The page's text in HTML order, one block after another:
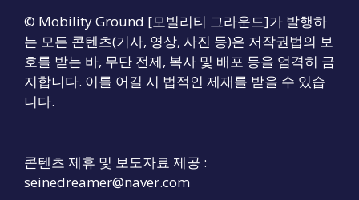
© Mobility Ground [모빌리티 그라운드]가 발행하
는 모든 콘텐츠(기사, 영상, 사진 등)은 저작권법의 보
호를 받는 바, 무단 전제, 복사 및 배포 등을 엄격히 금
지합니다. 이를 어길 시 법적인 제재를 받을 수 있습
니다.
콘텐츠 제휴 및 보도자료 제공 :
seinedreamer@naver.com